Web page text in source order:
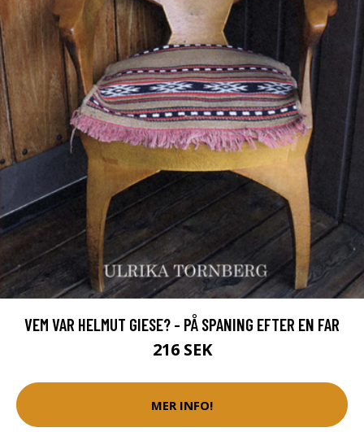
VEM VAR HELMUT GIESE? - PÅ SPANING EFTER EN FAR
216 SEK
MER INFO!